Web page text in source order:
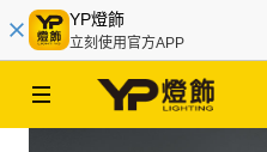
YP燈飾
立刻使用官方APP